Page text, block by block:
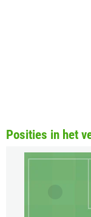
Posities in het